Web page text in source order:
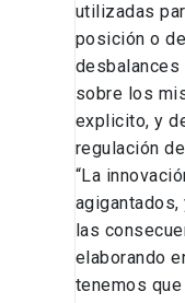
utilizadas
posición o
sobre los
explicito, y
regulación
“La
las
elaborando
tenemos que